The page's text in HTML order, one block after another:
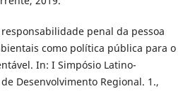
responsabilidade penal da pessoa
como política pública para o
In: I Simpósio Latino-
Desenvolvimento Regional. 1.,